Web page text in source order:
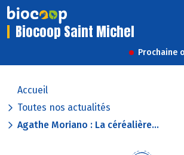
Biocoop Saint Michel
Prochaine
Accueil
Toutes nos actualités
Agathe Moriano : La céréalière...